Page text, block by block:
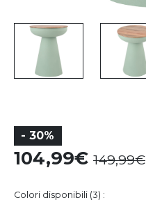
- 30%
104,99 149,99
Colori disponibili (3) :